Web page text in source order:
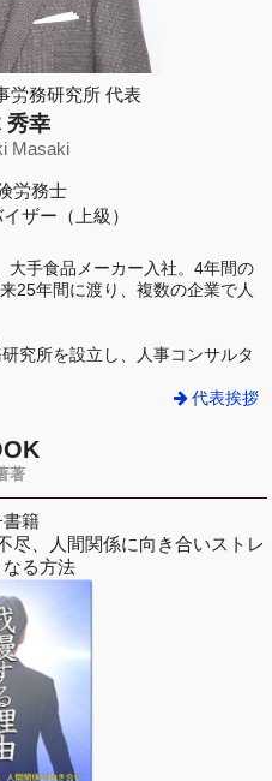
労務研究所 代表
秀幸
Masaki
労務士
ザー（上級）
大手食品メーカー入社。4年間の
25年間に渡り、複数の企業で人
究所を設立し、人事コンサルタ
代表挨拶
著
書籍
尽、人間関係に向き合いストレ
る方法